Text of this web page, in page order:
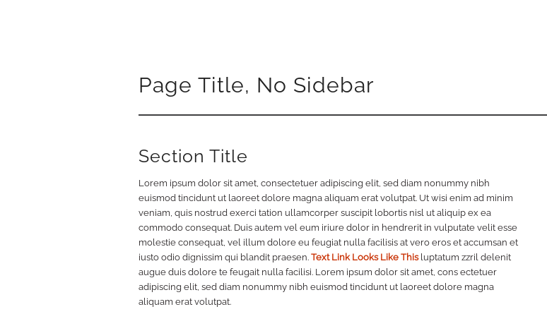
Page Title, No Sidebar
Section Title
Lorem ipsum dolor sit amet, consectetuer adipiscing elit, sed diam nonummy nibh
euismod tincidunt ut laoreet dolore magna aliquam erat volutpat. Ut wisi enim ad minim
veniam, quis nostrud exerci tation ullamcorper suscipit lobortis nisl ut aliquip ex ea
commodo consequat. Duis autem vel eum iriure dolor in hendrerit in vulputate velit esse
molestie consequat, vel illum dolore eu feugiat nulla facilisis at vero eros et accumsan et
iusto odio dignissim qui blandit praesen. Text Link Looks Like Thisluptatum zzril delenit
augue duis dolore te feugait nulla facilisi. Lorem ipsum dolor sit amet, cons ectetuer
adipiscing elit, sed diam nonummy nibh euismod tincidunt ut laoreet dolore magna
aliquam erat volutpat.